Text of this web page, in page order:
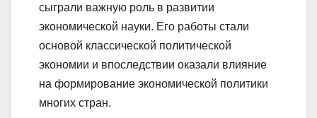
сыграли важную роль в развитии
экономической науки. Его работы стали
основой классической политической
экономии и впоследствии оказали влияние
на формирование экономической политики
многих стран.